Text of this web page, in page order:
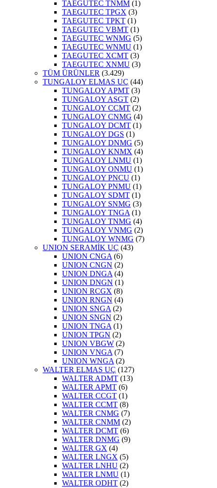
TAEGUTEC TNMM (1)
TAEGUTEC TPGX (3)
TAEGUTEC TPKT (1)
TAEGUTEC VBMT (1)
TAEGUTEC WNMG (5)
TAEGUTEC WNMU (1)
TAEGUTEC XCMT (3)
TAEGUTEC XNMU (3)
TÜM ÜRÜNLER (3.429)
TUNGALOY ELMAS UÇ (44)
TUNGALOY APMT (3)
TUNGALOY ASGT (2)
TUNGALOY CCMT (2)
TUNGALOY CNMG (4)
TUNGALOY DCMT (1)
TUNGALOY DGS (1)
TUNGALOY DNMG (5)
TUNGALOY KNMX (4)
TUNGALOY LNMU (1)
TUNGALOY ONMU (1)
TUNGALOY PNCU (1)
TUNGALOY PNMU (1)
TUNGALOY SDMT (1)
TUNGALOY SNMG (3)
TUNGALOY TNGA (1)
TUNGALOY TNMG (4)
TUNGALOY VNMG (2)
TUNGALOY WNMG (7)
UNION SERAMİK UÇ (43)
UNION CNGA (6)
UNION CNGN (2)
UNION DNGA (4)
UNION DNGN (1)
UNION RCGX (8)
UNION RNGN (4)
UNION SNGA (2)
UNION SNGN (2)
UNION TNGA (1)
UNION TPGN (2)
UNION VBGW (2)
UNION VNGA (7)
UNION WNGA (2)
WALTER ELMAS UÇ (127)
WALTER ADMT (13)
WALTER APMT (6)
WALTER CCGT (1)
WALTER CCMT (8)
WALTER CNMG (7)
WALTER CNMM (2)
WALTER DCMT (6)
WALTER DNMG (9)
WALTER GX (4)
WALTER LNGX (5)
WALTER LNHU (2)
WALTER LNMU (1)
WALTER ODHT (2)